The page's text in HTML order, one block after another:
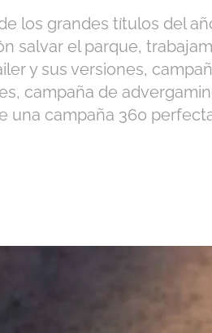
los grandes títulos del
salvar el parque,
y sus versiones,
campaña de
una campaña 360